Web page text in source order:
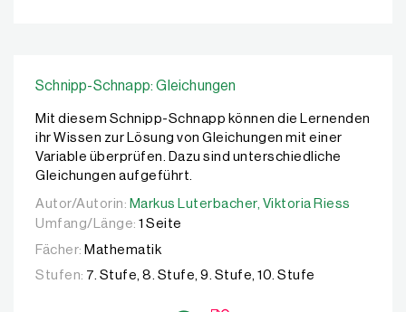
Schnipp-Schnapp: Gleichungen
Mit diesem Schnipp-Schnapp können die Lernenden
ihr Wissen zur Lösung von Gleichungen mit einer
Variable überprüfen. Dazu sind unterschiedliche
Gleichungen aufgeführt.
Autor/Autorin: Markus Luterbacher, Viktoria Riess
Autor/Autorin: Markus Luterbacher, Viktoria Riess
Umfang/Länge: 1 Seite
Fächer: Mathematik
Stufen: 7. Stufe, 8. Stufe, 9. Stufe, 10. Stufe